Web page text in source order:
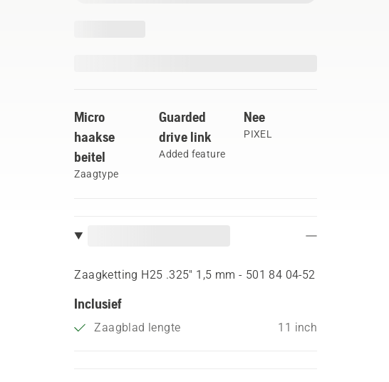
Micro
haakse
beitel
Zaagtype
Guarded
drive link
Added feature
Nee
PIXEL
Zaagketting H25 .325" 1,5 mm - 501 84 04‑52
Inclusief
Zaagblad lengte 11 inch